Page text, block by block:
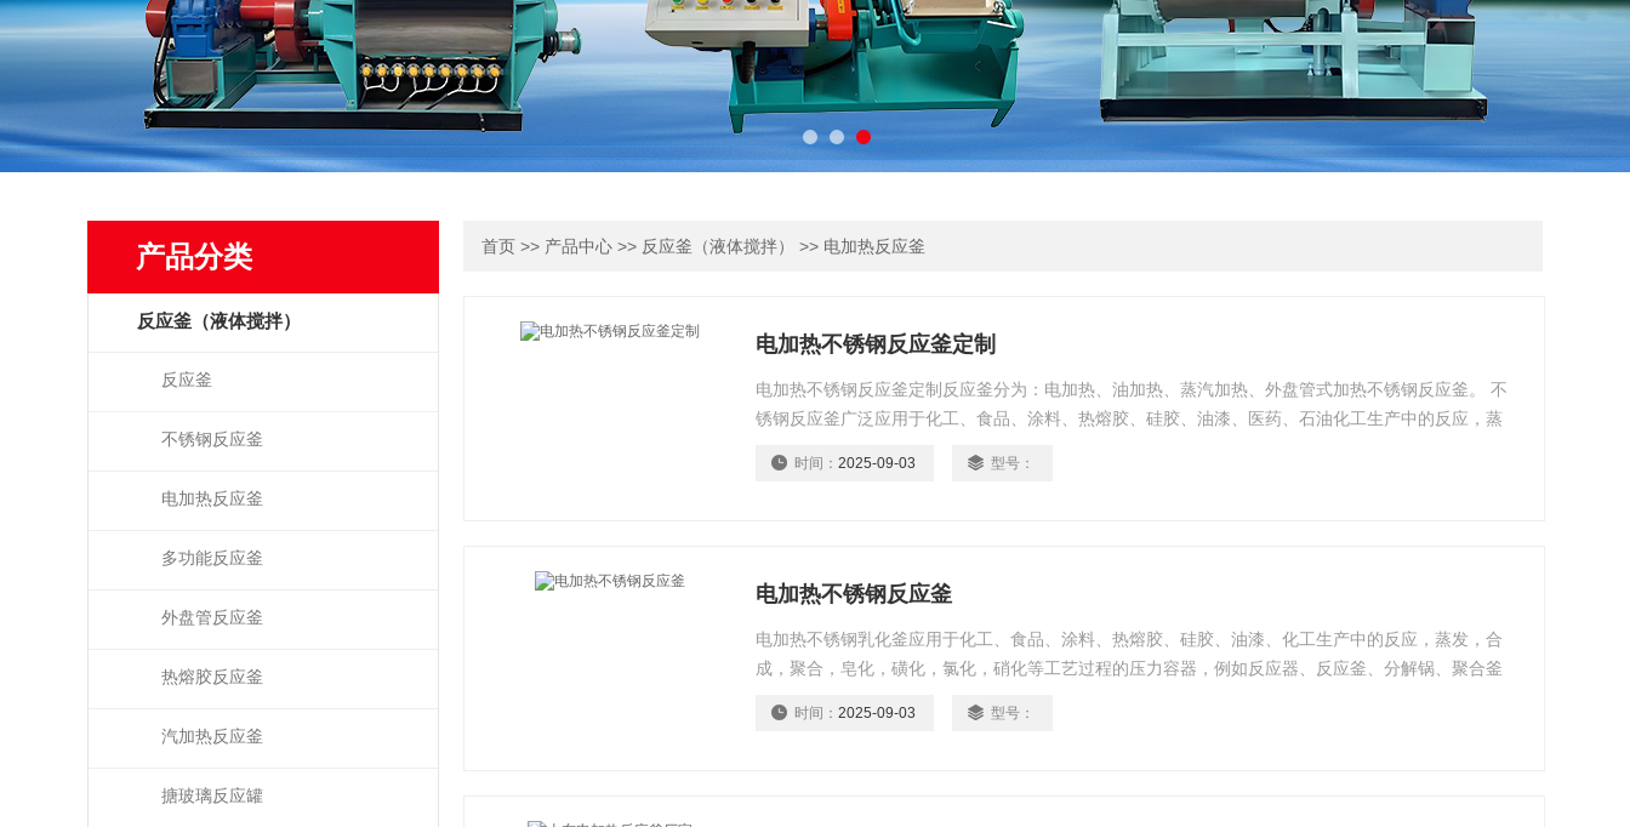
产品分类
反应釜（液体搅拌）
反应釜
不锈钢反应釜
电加热反应釜
多功能反应釜
外盘管反应釜
热熔胶反应釜
汽加热反应釜
搪玻璃反应罐
首页 >> 产品中心 >> 反应釜（液体搅拌） >> 电加热反应釜
电加热不锈钢反应釜定制
电加热不锈钢反应釜定制反应釜分为：电加热、油加热、蒸汽加热、外盘管式加热不锈钢反应釜。 不
锈钢反应釜广泛应用于化工、食品、涂料、热熔胶、硅胶、油漆、医药、石油化工生产中的反应，蒸
时间： 2025-09-03 型号：
电加热不锈钢反应釜
电加热不锈钢乳化釜应用于化工、食品、涂料、热熔胶、硅胶、油漆、化工生产中的反应，蒸发，合
成，聚合，皂化，磺化，氯化，硝化等工艺过程的压力容器，例如反应器、反应釜、分解锅、聚合釜
时间： 2025-09-03 型号：